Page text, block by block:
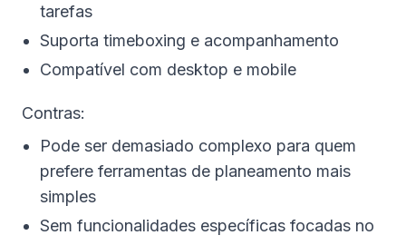
tarefas
Suporta timeboxing e acompanhamento
Compatível com desktop e mobile
Contras:
Pode ser demasiado complexo para quem
prefere ferramentas de planeamento mais
simples
Sem funcionalidades específicas focadas no